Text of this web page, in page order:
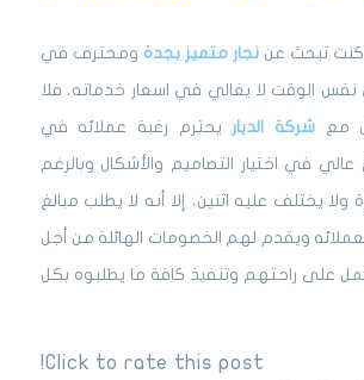
كنت تبحث عننجار متميز بجدة ومحترف في
الوقت لا يغالي في اسعار خدماته، فلا
معشركة الديار يحترم رغبة عملائه في
في اختيار التصاميم والأشكال وبالرغم
ولا يختلف عليه اثنين، إلا أنه لا يطلب مبالغ
ويقدم لهم الخصومات الهائلة من أجل
على راحتهم وتنفيذ كافة ما يطلبوه بكل
Click to rate this post!